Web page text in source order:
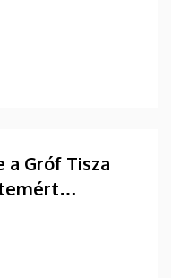
a Gróf Tisza
Ösztöndíját